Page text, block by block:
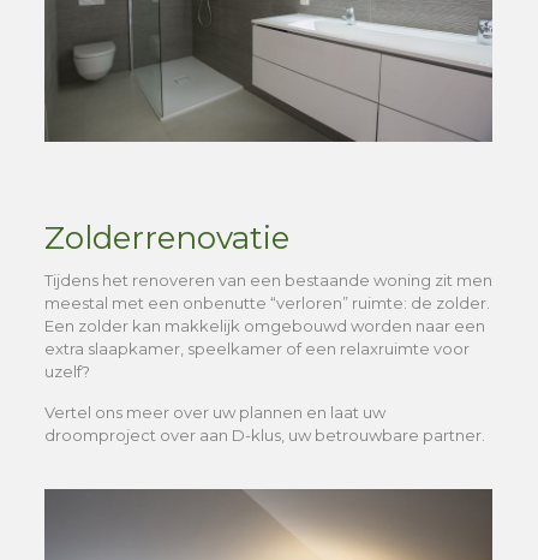
Zolderrenovatie
Tijdens het renoveren van een bestaande woning zit men
meestal met een onbenutte “verloren” ruimte: de zolder.
Een zolder kan makkelijk omgebouwd worden naar een
extra slaapkamer, speelkamer of een relaxruimte voor
uzelf?
Vertel ons meer over uw plannen en laat uw
droomproject over aan D-klus, uw betrouwbare partner.